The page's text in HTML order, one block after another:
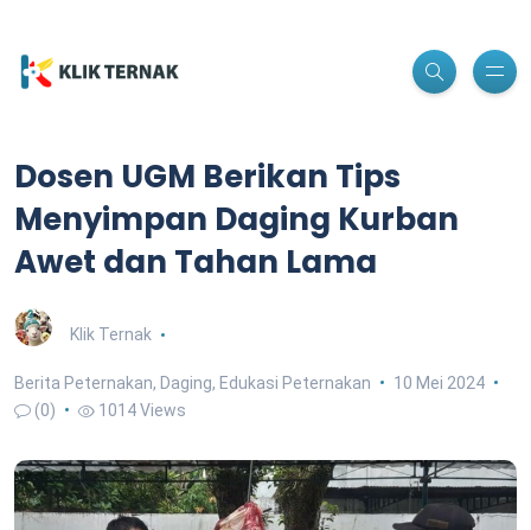
Dosen UGM Berikan Tips
Menyimpan Daging Kurban
Awet dan Tahan Lama
Klik Ternak
Berita Peternakan, Daging, Edukasi Peternakan
10 Mei 2024
(0)
1014 Views